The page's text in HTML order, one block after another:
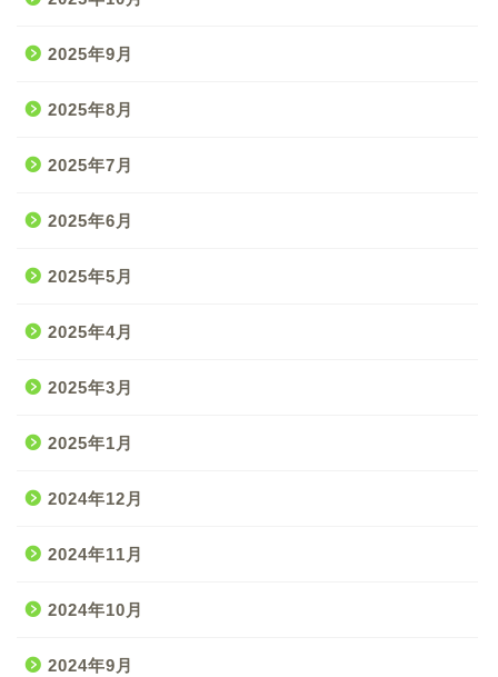
2025年9月
2025年8月
2025年7月
2025年6月
2025年5月
2025年4月
2025年3月
2025年1月
2024年12月
2024年11月
2024年10月
2024年9月